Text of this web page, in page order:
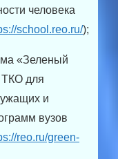
человека
school.reo.ru/);
«Зеленый
ТКО для
и
вузов
reo.ru/green-